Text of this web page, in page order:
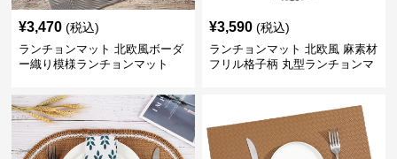
¥3,470 (税込)
ランチョンマット 北欧風ボーダ
ー織り模様ランチョンマット
¥3,590 (税込)
ランチョンマット 北欧風 麻素材
フリル格子柄 丸型ランチョンマ